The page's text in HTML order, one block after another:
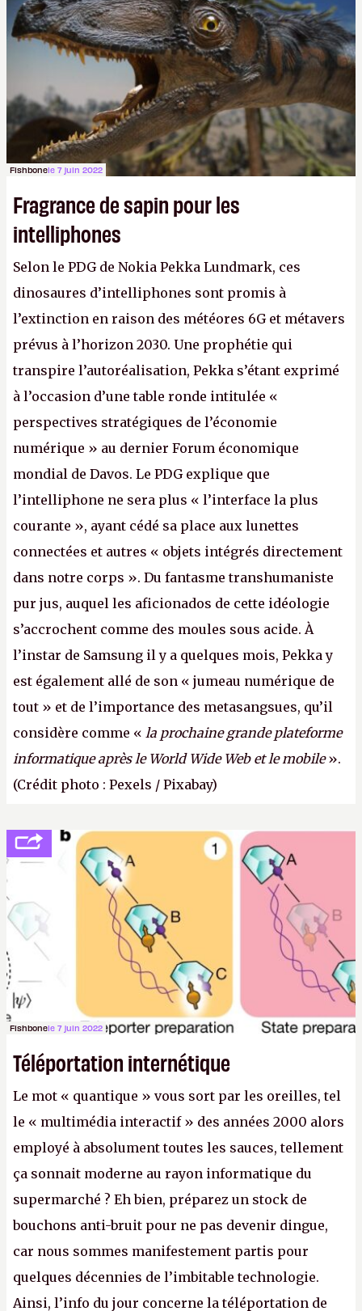
Fishbonele 7 juin 2022
Fragrance de sapin pour les
intelliphones
Selon le PDG de Nokia Pekka Lundmark, ces
dinosaures d’intelliphones sont promis à
l’extinction en raison des météores 6G et métavers
prévus à l’horizon 2030. Une prophétie qui
transpire l’autoréalisation, Pekka s’étant exprimé
à l’occasion d’une table ronde intitulée «
perspectives stratégiques de l’économie
numérique » au dernier Forum économique
mondial de Davos. Le PDG explique que
l’intelliphone ne sera plus « l’interface la plus
courante », ayant cédé sa place aux lunettes
connectées et autres « objets intégrés directement
dans notre corps ». Du fantasme transhumaniste
pur jus, auquel les aficionados de cette idéologie
s’accrochent comme des moules sous acide. À
l’instar de Samsung il y a quelques mois, Pekka y
est également allé de son « jumeau numérique de
tout » et de l’importance des metasangsues, qu’il
considère comme « la prochaine grande plateforme
informatique après le World Wide Web et le mobile».
(Crédit photo : Pexels / Pixabay)
Fishbonele 7 juin 2022
Téléportation internétique
Le mot « quantique » vous sort par les oreilles, tel
le « multimédia interactif » des années 2000 alors
employé à absolument toutes les sauces, tellement
ça sonnait moderne au rayon informatique du
supermarché ? Eh bien, préparez un stock de
bouchons anti-bruit pour ne pas devenir dingue,
car nous sommes manifestement partis pour
quelques décennies de l’imbitable technologie.
Ainsi, l’info du jour concerne la téléportation de